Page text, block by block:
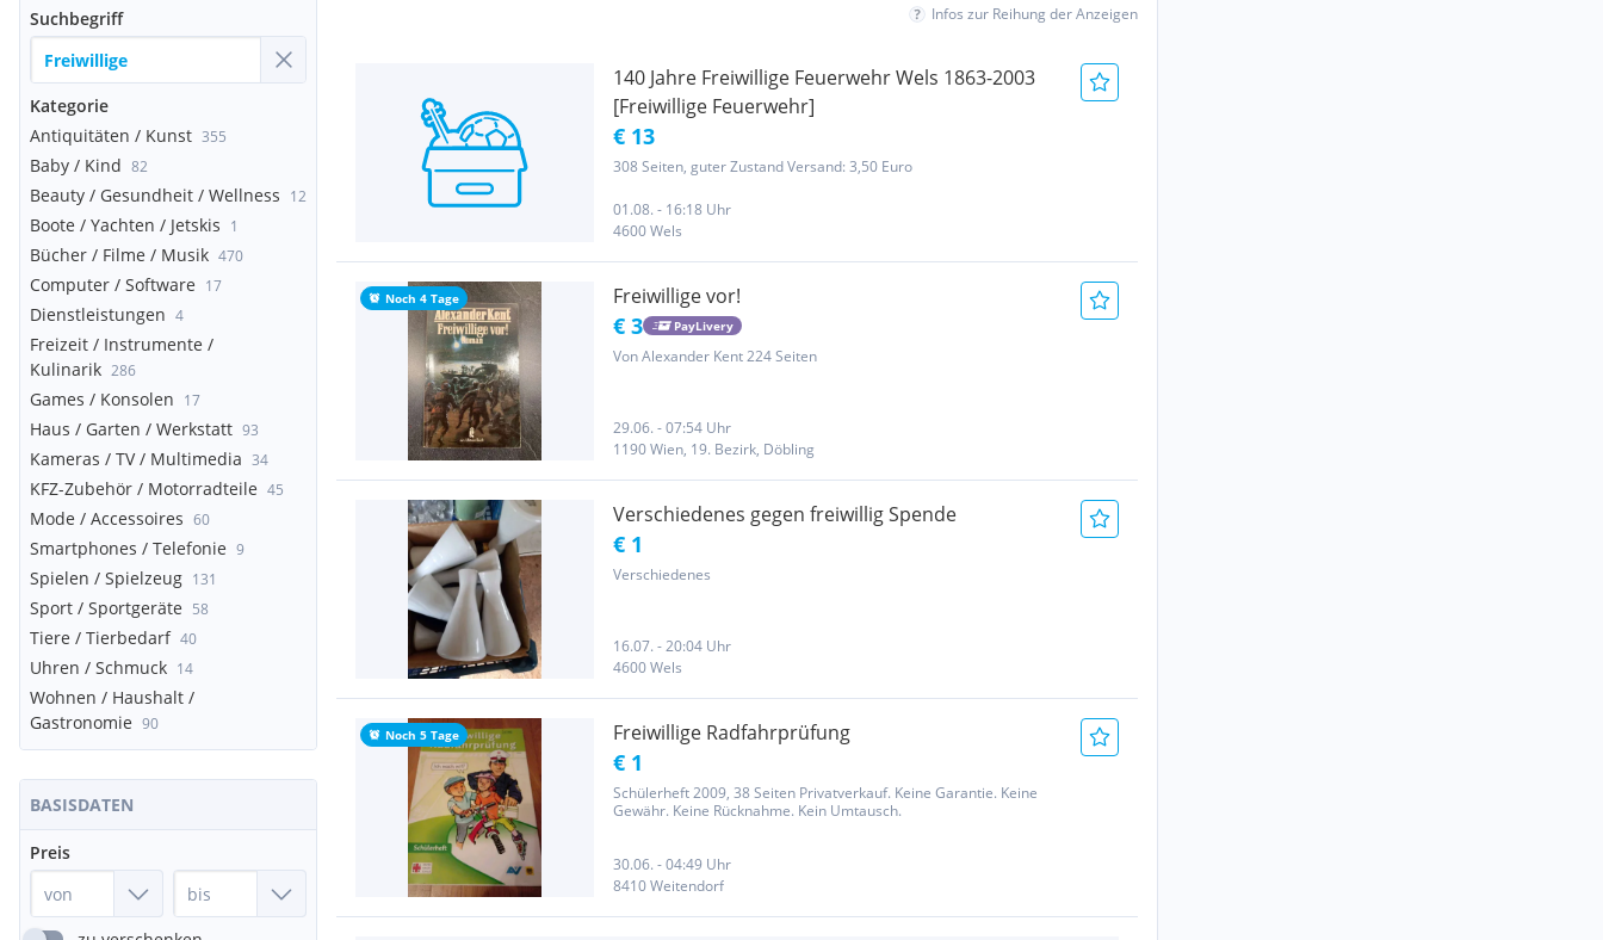
Suchbegriff
Kategorie
Antiquitäten / Kunst 355
Baby / Kind 82
Beauty / Gesundheit / Wellness 12
Boote / Yachten / Jetskis 1
Bücher / Filme / Musik 470
Computer / Software 17
Dienstleistungen 4
Freizeit / Instrumente /
Kulinarik 286
Games / Konsolen 17
Haus / Garten / Werkstatt 93
Kameras / TV / Multimedia 34
KFZ-Zubehör / Motorradteile 45
Mode / Accessoires 60
Smartphones / Telefonie 9
Spielen / Spielzeug 131
Sport / Sportgeräte 58
Tiere / Tierbedarf 40
Uhren / Schmuck 14
Wohnen / Haushalt /
Gastronomie 90
BASISDATEN
Preis
Infos zur Reihung der Anzeigen
140 Jahre Freiwillige Feuerwehr Wels 1863-2003
[Freiwillige Feuerwehr]
€ 13
308 Seiten, guter Zustand Versand: 3,50 Euro
01.08. - 16:18 Uhr
4600 Wels
Noch 4 Tage Freiwillige vor!
€ 3 PayLivery
Von Alexander Kent 224 Seiten
29.06. - 07:54 Uhr
1190 Wien, 19. Bezirk, Döbling
Verschiedenes gegen freiwillig Spende
€ 1
Verschiedenes
16.07. - 20:04 Uhr
4600 Wels
Noch 5 Tage Freiwillige Radfahrprüfung
€ 1
Schülerheft 2009, 38 Seiten Privatverkauf. Keine Garantie. Keine
Gewähr. Keine Rücknahme. Kein Umtausch.
30.06. - 04:49 Uhr
8410 Weitendorf